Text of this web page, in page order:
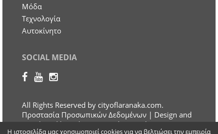
Μόδα
Τεχνολογία
Αυτοκίνητο
SOCIAL MEDIA
All Rights Reserved by cityoflaranaka.com.
Προστασία Προσωπικών Δεδομένων | Design and
Developed by Otherview Web & Marketing
Η ιστοσελίδα μας χρησιμοποιεί cookies για να βελτιώσει την εμπειρία